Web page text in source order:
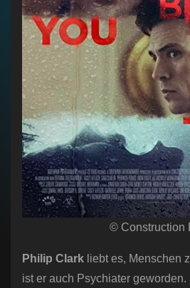
© Construction
Philip Clark liebt es, Menschen
ist er auch Psychiater